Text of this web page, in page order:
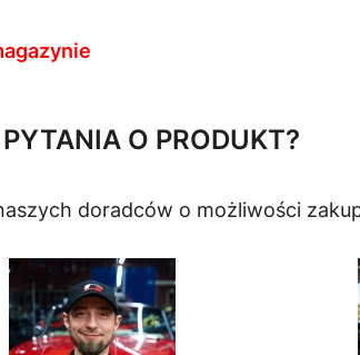
O PRODUKT?
doradców o możliwości